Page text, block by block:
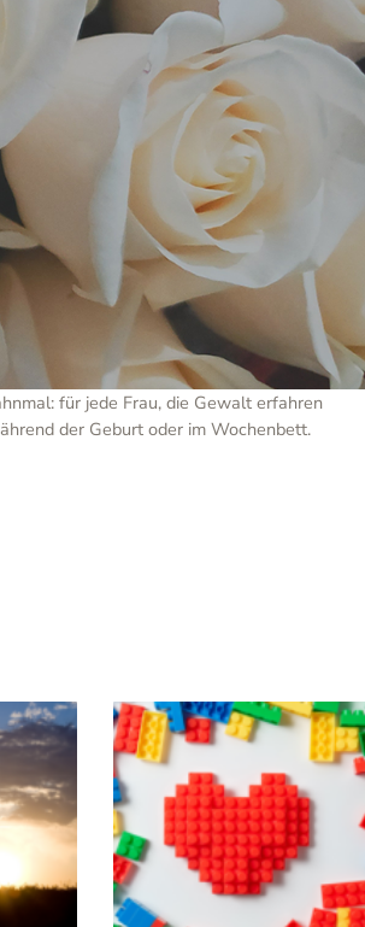
für jede Frau, die Gewalt erfahren
der Geburt oder im Wochenbett.